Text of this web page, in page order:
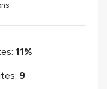
11%
9